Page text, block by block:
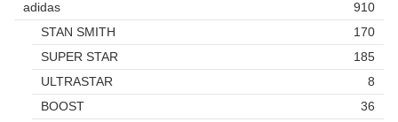
adidas
910
STAN SMITH
170
SUPER STAR
185
ULTRASTAR
8
BOOST
36